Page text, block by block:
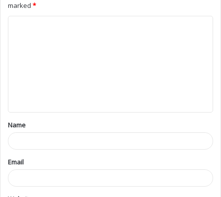
marked *
Name
Email